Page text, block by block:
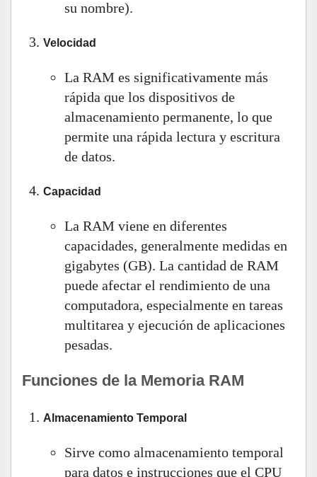
su nombre).
Velocidad
La RAM es significativamente más
rápida que los dispositivos de
almacenamiento permanente, lo que
permite una rápida lectura y escritura
de datos.
Capacidad
La RAM viene en diferentes
capacidades, generalmente medidas en
gigabytes (GB). La cantidad de RAM
puede afectar el rendimiento de una
computadora, especialmente en tareas
multitarea y ejecución de aplicaciones
pesadas.
Funciones de la Memoria RAM
Almacenamiento Temporal
Sirve como almacenamiento temporal
para datos e instrucciones que el CPU